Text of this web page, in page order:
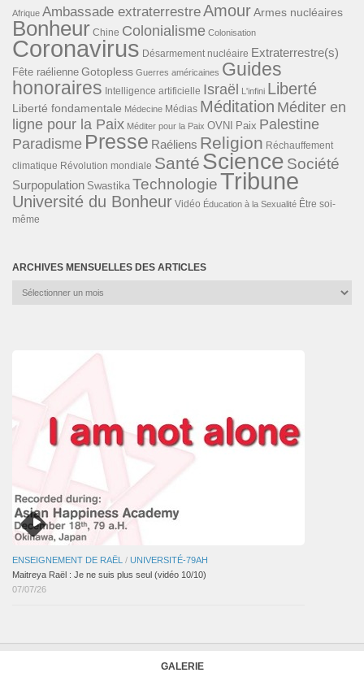
Afrique Ambassade extraterrestreAmourArmes nucléaires
Bonheur Chine Colonialisme Colonisation
Coronavirus Désarmement nucléaire Extraterrestre(s)
Fête raélienne Gotopless Guerres américaines Guides
honoraires Intelligence artificielle Israël L'infini Liberté
Liberté fondamentale Médecine Médias Méditation Méditer en
ligne pour la Paix Méditer pour la Paix OVNI Paix Palestine
Paradisme Presse Raéliens Religion Réchauffement
climatique Révolution mondiale Santé Science Société
Surpopulation Swastika TechnologieTribune
Université du Bonheur Vidéo Éducation à la Sexualité Être soi-
même
ARCHIVES MENSUELLES DES ARTICLES
Archives
ENSEIGNEMENT DE RAËL / UNIVERSITÉ-79AH
Maitreya Raël : Je ne suis plus seul (vidéo 10/10)
07/07/26
GALERIE